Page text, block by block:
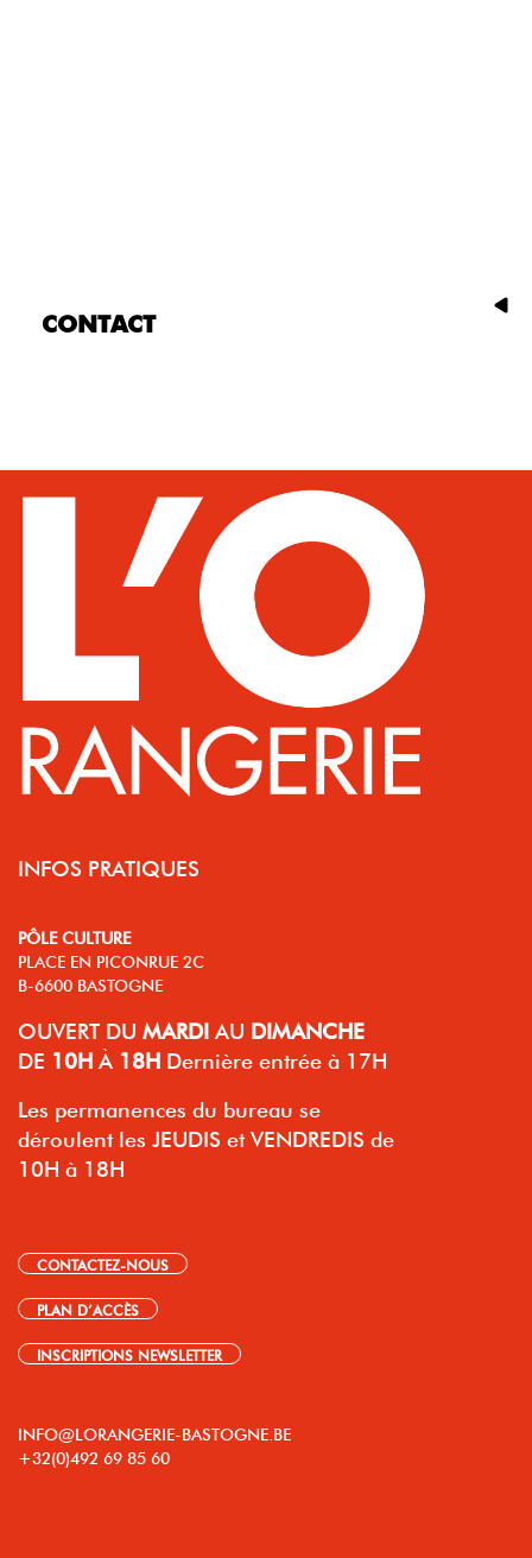
CONTACT
INFOS PRATIQUES
PÔLE CULTURE
PLACE EN PICONRUE 2C
B-6600 BASTOGNE
OUVERT DU MARDI AU DIMANCHE
DE 10H À 18H Dernière entrée à 17H
Les permanences du bureau se
déroulent les JEUDIS et VENDREDIS de
10H à 18H
CONTACTEZ-NOUS
PLAN D’ACCÈS
INSCRIPTIONS NEWSLETTER
INFO@LORANGERIE-BASTOGNE.BE
+32(0)492 69 85 60